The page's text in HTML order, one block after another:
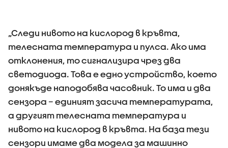
„Следи нивото на кислород в кръвта,
телесната температура и пулса. Ако има
отклонения, то сигнализира чрез два
светодиода. Това е едно устройство, което
донякъде наподобява часовник. То има и два
сензора – единият засича температурата,
а другият телесната температура и
нивото на кислород в кръвта. На база тези
сензори имаме два модела за машинно